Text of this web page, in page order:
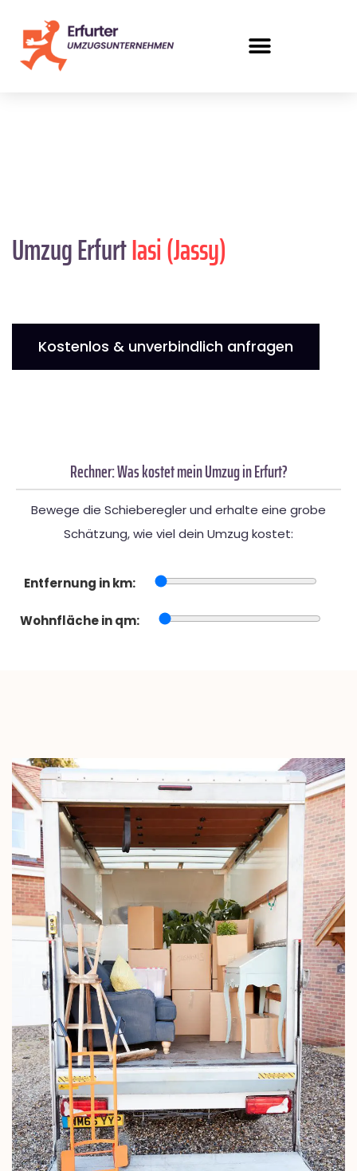
Umzug ErfurtIasi (Jassy)
Kostenlos & unverbindlich anfragen
Rechner: Was kostet mein Umzug in Erfurt?
Bewege die Schieberegler und erhalte eine grobe
Schätzung, wie viel dein Umzug kostet:
Entfernung in km:
Wohnfläche in qm: